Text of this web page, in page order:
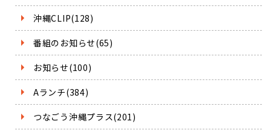
沖縄CLIP(128)
番組のお知らせ(65)
お知らせ(100)
Aランチ(384)
つなごう沖縄プラス(201)